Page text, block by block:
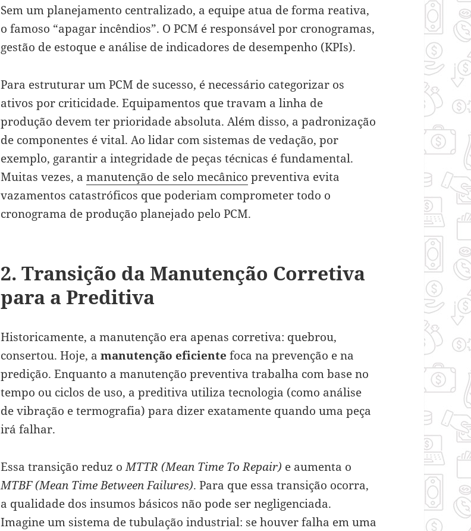
Sem um planejamento centralizado, a equipe atua de forma reativa,
o famoso “apagar incêndios”. O PCM é responsável por cronogramas,
gestão de estoque e análise de indicadores de desempenho (KPIs).
Para estruturar um PCM de sucesso, é necessário categorizar os
ativos por criticidade. Equipamentos que travam a linha de
produção devem ter prioridade absoluta. Além disso, a padronização
de componentes é vital. Ao lidar com sistemas de vedação, por
exemplo, garantir a integridade de peças técnicas é fundamental.
Muitas vezes, amanutenção de selo mecânico preventiva evita
vazamentos catastróficos que poderiam comprometer todo o
cronograma de produção planejado pelo PCM.
2. Transição da Manutenção Corretiva
para a Preditiva
Historicamente, a manutenção era apenas corretiva: quebrou,
consertou. Hoje, amanutenção eficiente foca na prevenção e na
predição. Enquanto a manutenção preventiva trabalha com base no
tempo ou ciclos de uso, a preditiva utiliza tecnologia (como análise
de vibração e termografia) para dizer exatamente quando uma peça
irá falhar.
Essa transição reduz oMTTR (Mean Time To Repair) e aumenta o
MTBF (Mean Time Between Failures). Para que essa transição ocorra,
a qualidade dos insumos básicos não pode ser negligenciada.
Imagine um sistema de tubulação industrial: se houver falha em uma